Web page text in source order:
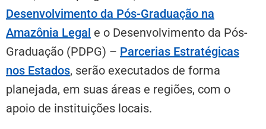
Desenvolvimento da Pós-Graduação na
Amazônia Legal e o Desenvolvimento da Pós-
Graduação (PDPG) – Parcerias Estratégicas
nos Estados, serão executados de forma
planejada, em suas áreas e regiões, com o
apoio de instituições locais.